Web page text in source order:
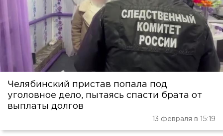
Челябинский пристав попала под
уголовное дело, пытаясь спасти брата от
выплаты долгов
13 февраля в 15:19